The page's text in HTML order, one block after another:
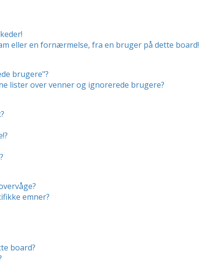
eller en fornærmelse, fra en bruger på dette board!
brugere"?
lister over venner og ignorerede brugere?
emner?
board?